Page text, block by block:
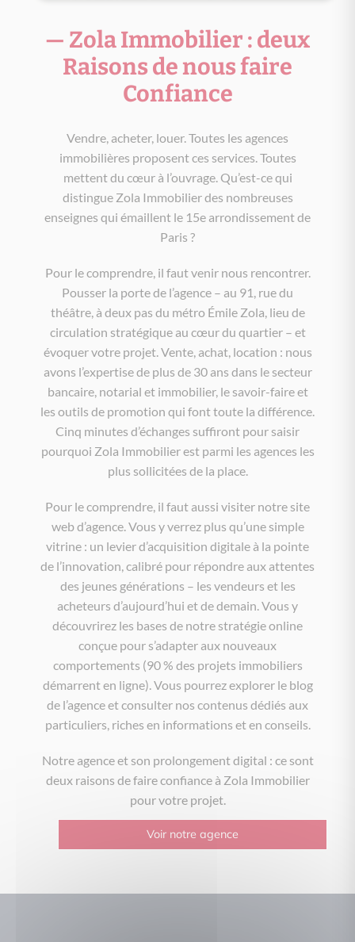
— Zola Immobilier : deux
Raisons de nous faire
Confiance
Vendre, acheter, louer. Toutes les agences
immobilières proposent ces services. Toutes
mettent du cœur à l’ouvrage. Qu’est-ce qui
distingue Zola Immobilier des nombreuses
enseignes qui émaillent le 15e arrondissement de
Paris ?
Pour le comprendre, il faut venir nous rencontrer.
Pousser la porte de l’agence – au 91, rue du
théâtre, à deux pas du métro Émile Zola, lieu de
circulation stratégique au cœur du quartier – et
évoquer votre projet. Vente, achat, location : nous
avons l’expertise de plus de 30 ans dans le secteur
bancaire, notarial et immobilier, le savoir-faire et
les outils de promotion qui font toute la différence.
Cinq minutes d’échanges suffiront pour saisir
pourquoi Zola Immobilier est parmi les agences les
plus sollicitées de la place.
Pour le comprendre, il faut aussi visiter notre site
web d’agence. Vous y verrez plus qu’une simple
vitrine : un levier d’acquisition digitale à la pointe
de l’innovation, calibré pour répondre aux attentes
des jeunes générations – les vendeurs et les
acheteurs d’aujourd’hui et de demain. Vous y
découvrirez les bases de notre stratégie online
conçue pour s’adapter aux nouveaux
comportements (90 % des projets immobiliers
démarrent en ligne). Vous pourrez explorer le blog
de l’agence et consulter nos contenus dédiés aux
particuliers, riches en informations et en conseils.
Notre agence et son prolongement digital : ce sont
deux raisons de faire confiance à Zola Immobilier
pour votre projet.
Voir notre agence